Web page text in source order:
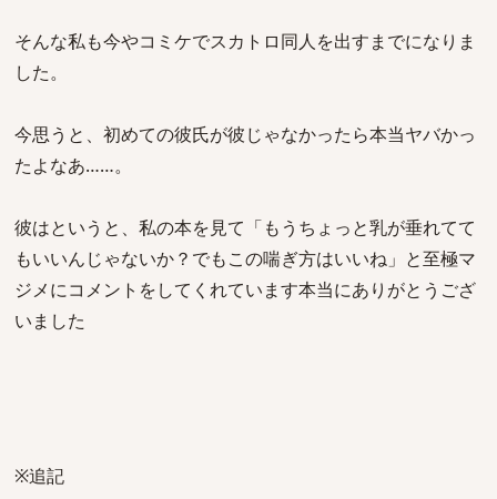
そんな私も今やコミケでスカトロ同人を出すまでになりま
した。
今思うと、初めての彼氏が彼じゃなかったら本当ヤバかっ
たよなあ……。
彼はというと、私の本を見て「もうちょっと乳が垂れてて
もいいんじゃないか？でもこの喘ぎ方はいいね」と至極マ
ジメにコメントをしてくれています本当にありがとうござ
いました
※追記